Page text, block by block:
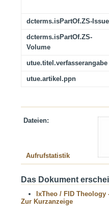
dcterms.isPartOf.ZS-Issue
dcterms.isPartOf.ZS-
Volume
utue.titel.verfasserangabe
utue.artikel.ppn
Dateien:
Aufrufstatistik
Das Dokument
IxTheo / FID Theology
Zur Kurzanzeige